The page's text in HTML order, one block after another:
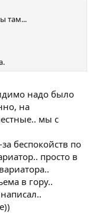
там...
надо было
на
мы с
беспокойств по
просто в
в гору..